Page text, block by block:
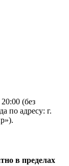
(без
по адресу: г.
в пределах